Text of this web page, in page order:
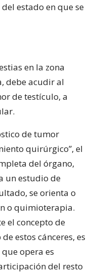
estado en que se
en la zona
debe acudir al
de testículo, a
de tumor
quirúrgico”, el
del órgano,
un estudio de
se orienta o
o quimioterapia.
el concepto de
estos cánceres, es
opera es
del resto